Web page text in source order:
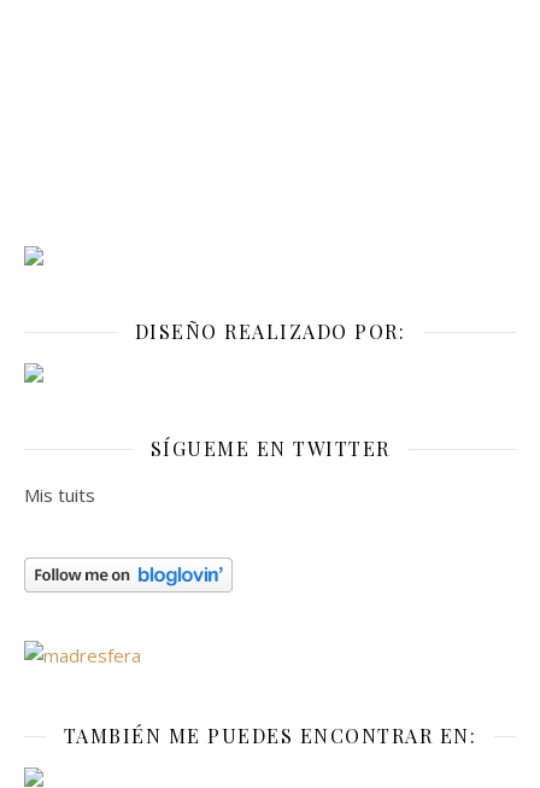
DISEÑO REALIZADO POR:
SÍGUEME EN TWITTER
Mis tuits
TAMBIÉN ME PUEDES ENCONTRAR EN: